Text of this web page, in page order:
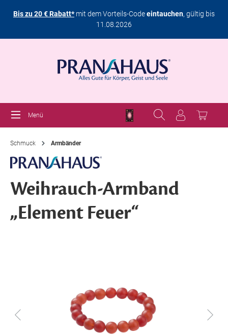
Bis zu 20 € Rabatt*mit dem Vorteils-Codeeintauchen, gültig bis
11.08.2026
Menü
Schmuck Armbänder
Weihrauch-Armband
„Element Feuer“